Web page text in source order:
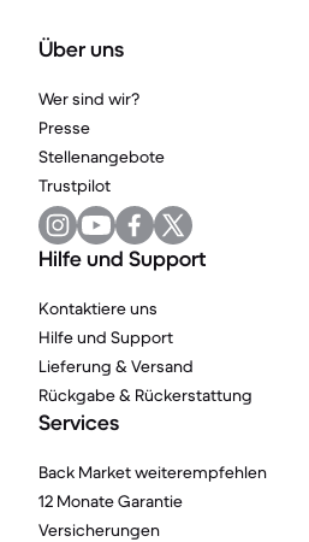
Über uns
Wer sind wir?
Presse
Stellenangebote
Trustpilot
Hilfe und Support
Kontaktiere uns
Hilfe und Support
Lieferung & Versand
Rückgabe & Rückerstattung
Services
Back Market weiterempfehlen
12 Monate Garantie
Versicherungen